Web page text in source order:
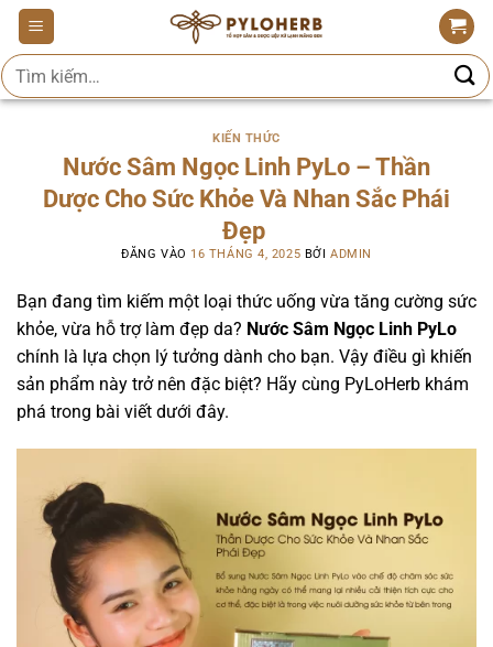
Bỏ
qua
nội
dung
Tìm
kiếm:
KIẾN THỨC
Nước Sâm Ngọc Linh PyLo – Thần
Dược Cho Sức Khỏe Và Nhan Sắc Phái
Đẹp
ĐĂNG VÀO 16 THÁNG 4, 2025 BỞI ADMIN
Bạn đang tìm kiếm một loại thức uống vừa tăng cường sức
khỏe, vừa hỗ trợ làm đẹp da? Nước Sâm Ngọc Linh PyLo
chính là lựa chọn lý tưởng dành cho bạn. Vậy điều gì khiến
sản phẩm này trở nên đặc biệt? Hãy cùng PyLoHerb khám
phá trong bài viết dưới đây.